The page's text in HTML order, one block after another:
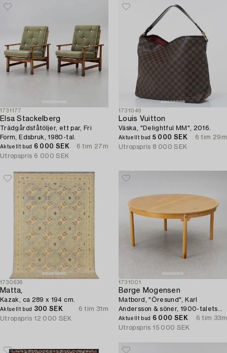
1731177
Elsa Stackelberg
Trädgårdsfåtöljer, ett par, Fri
Form, Edsbruk, 1980-tal.
Aktuellt bud 6 000 SEK
6 tim 27m
Utropspris 6 000 SEK
1731049
Louis Vuitton
Väska, "Delightful MM", 2016.
Aktuellt bud 5 000 SEK
6 tim 29m
Utropspris 8 000 SEK
1730636
Matta,
Kazak, ca 289 x 194 cm.
Aktuellt bud 300 SEK
6 tim 31m
Utropspris 12 000 SEK
1731001
Børge Mogensen
Matbord, "Öresund", Karl
Andersson & söner, 1900-talets
andra hälft.
Aktuellt bud 6 000 SEK
6 tim 33m
Utropspris 15 000 SEK